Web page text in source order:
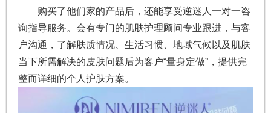
购买了他们家的产品后，还能享受逆迷人一对一咨
询指导服务。会有专门的肌肤护理顾问专业跟进，与客
户沟通，了解肤质情况、生活习惯、地域气候以及肌肤
当下所需解决的皮肤问题后为客户“量身定做”，提供完
整而详细的个人护肤方案。